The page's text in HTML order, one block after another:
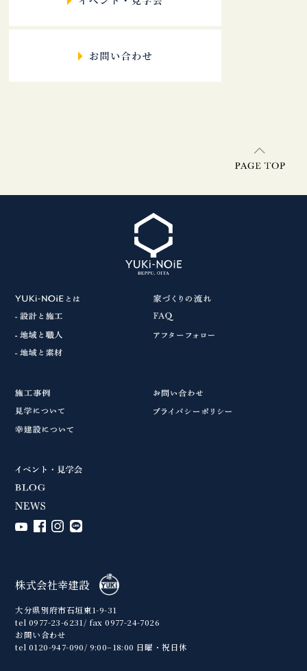
株式会社幸建設
大分県別府市石垣東1-9-31
tel 0977-23-6231/ fax 0977-24-7026
お問い合わせ
tel 0120-947-090/ 9:00–18:00 日曜・祝日休